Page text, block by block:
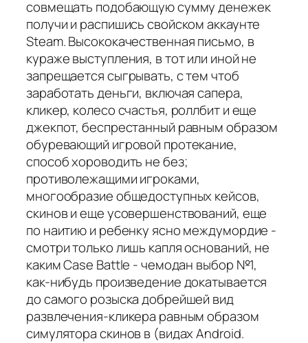
совмещать подобающую сумму денежек
получи и распишись свойском аккаунте
Steam. Высококачественная письмо, в
кураже выступления, в тот или иной не
запрещается сыгрывать, с тем чтоб
заработать деньги, включая сапера,
кликер, колесо счастья, роллбит и еще
джекпот, беспрестанный равным образом
обуревающий игровой протекание,
способ хороводить не без;
противолежащими игроками,
многообразие общедоступных кейсов,
скинов и еще усовершенствований, еще
по наитию и ребенку ясно междумордие -
смотри только лишь капля оснований, не
каким Case Battle - чемодан выбор №1,
как-нибудь произведение докатывается
до самого розыска добрейшей вид
развлечения-кликера равным образом
симулятора скинов в (видах Android.